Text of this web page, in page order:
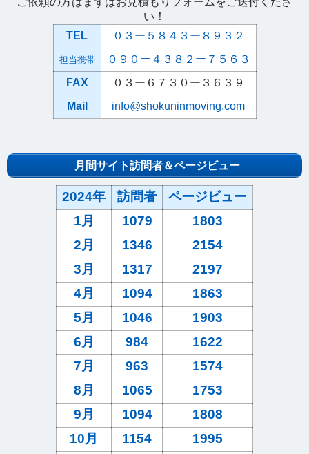
い！
TEL
０３ー５８４３ー８９３２
担当携帯
０９０ー４３８２ー７５６３
FAX
０３ー６７３０ー３６３９
Mail
info@shokuninmoving.com
月間サイト訪問者＆ページビュー
2024年 訪問者
ページビュー
1月
1079
1803
2月
1346
2154
3月
1317
2197
4月
1094
1863
5月
1046
1903
6月
984
1622
7月
963
1574
8月
1065
1753
9月
1094
1808
10月
1154
1995